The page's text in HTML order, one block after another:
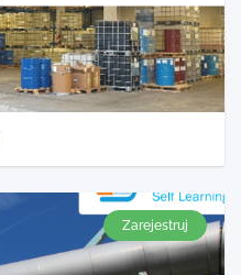
Zarejestruj